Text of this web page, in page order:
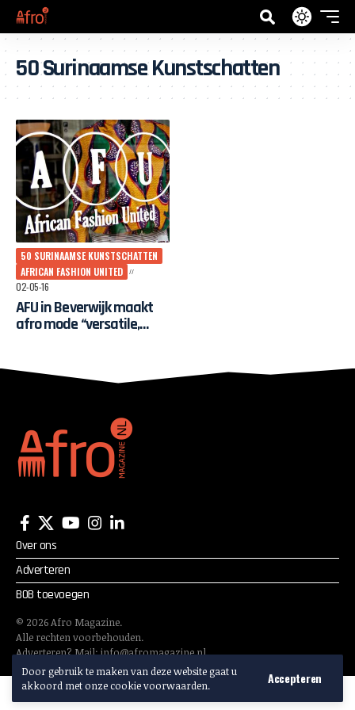
Door gebruik te maken van deze website gaat u
akkoord met onze cookie voorwaarden.
Accepteren
50 Surinaamse Kunstschatten
50 SURINAAMSE KUNSTSCHATTEN
AFRICAN FASHION UNITED
02-05-16
AFU in Beverwijk maakt
afro mode “versatile,
Over ons
Adverteren
BOB toevoegen
© 2026Afro Magazine.
Alle rechten voorbehouden.
Adverteren? Mail:info@afromagazine.nl